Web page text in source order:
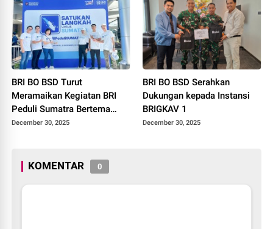
BRI BO BSD Turut
Meramaikan Kegiatan BRI
Peduli Sumatra Bertema
“Satukan Langkah Untuk
December 30, 2025
BRI BO BSD Serahkan
Dukungan kepada Instansi
BRIGKAV 1
December 30, 2025
KOMENTAR 0